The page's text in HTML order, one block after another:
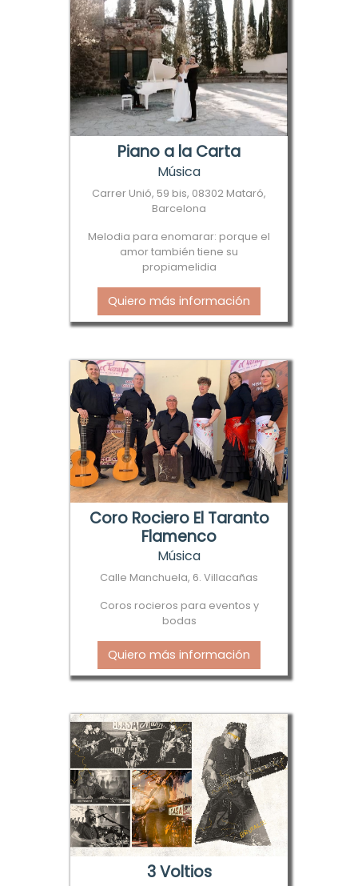
Piano a la Carta
Música
Carrer Unió, 59 bis, 08302 Mataró,
Barcelona
Melodia para enomarar: porque el
amor también tiene su
propiamelidia
Quiero más información
Coro Rociero El Taranto
Flamenco
Música
Calle Manchuela, 6. Villacañas
Coros rocieros para eventos y
bodas
Quiero más información
3 Voltios